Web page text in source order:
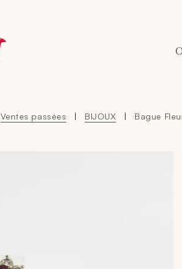
Aller à l'accueil de Crédit Municipal de
Ventes passées | BIJOUX | Bague